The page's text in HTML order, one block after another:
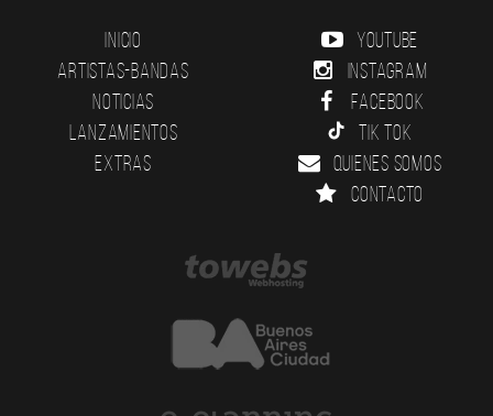
Inicio
Artistas-Bandas
Noticias
Lanzamientos
Extras
YouTube
Instagram
Facebook
Tik Tok
Quienes somos
Contacto